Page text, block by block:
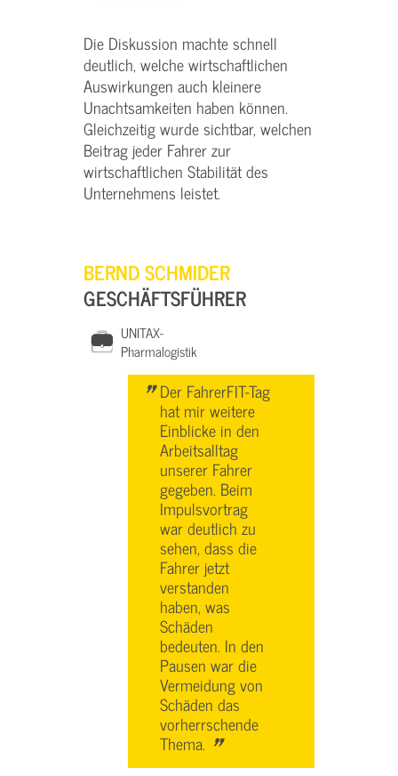
Die Diskussion machte schnell
deutlich, welche wirtschaftlichen
Auswirkungen auch kleinere
Unachtsamkeiten haben können.
Gleichzeitig wurde sichtbar, welchen
Beitrag jeder Fahrer zur
wirtschaftlichen Stabilität des
Unternehmens leistet.
BERND SCHMIDER
GESCHÄFTSFÜHRER
UNITAX-
Pharmalogistik
" Der FahrerFIT-Tag
hat mir weitere
Einblicke in den
Arbeitsalltag
unserer Fahrer
gegeben. Beim
Impulsvortrag
war deutlich zu
sehen, dass die
Fahrer jetzt
verstanden
haben, was
Schäden
bedeuten. In den
Pausen war die
Vermeidung von
Schäden das
vorherrschende
Thema."